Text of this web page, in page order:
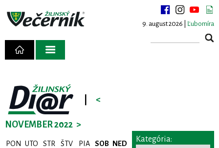
9. august 2026 | Ľubomíra
<
NOVEMBER 2022 >
PON UTO STR ŠTV PIA SOB NED Kategória: